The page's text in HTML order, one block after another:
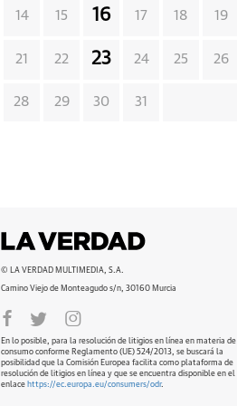
14 15 16 17 18 19
21 22 23 24 25 26
28 29 30 31
© LA VERDAD MULTIMEDIA, S.A.
Camino Viejo de Monteagudo s/n, 30160 Murcia
En lo posible, para la resolución de litigios en línea en materia de
consumo conforme Reglamento (UE) 524/2013, se buscará la
posibilidad que la Comisión Europea facilita como plataforma de
resolución de litigios en línea y que se encuentra disponible en el
enlace https://ec.europa.eu/consumers/odr.